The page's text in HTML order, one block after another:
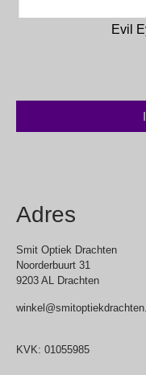
Evil
Adres
Smit Optiek Drachten
Noorderbuurt 31
9203 AL Drachten
KVK: 01055985